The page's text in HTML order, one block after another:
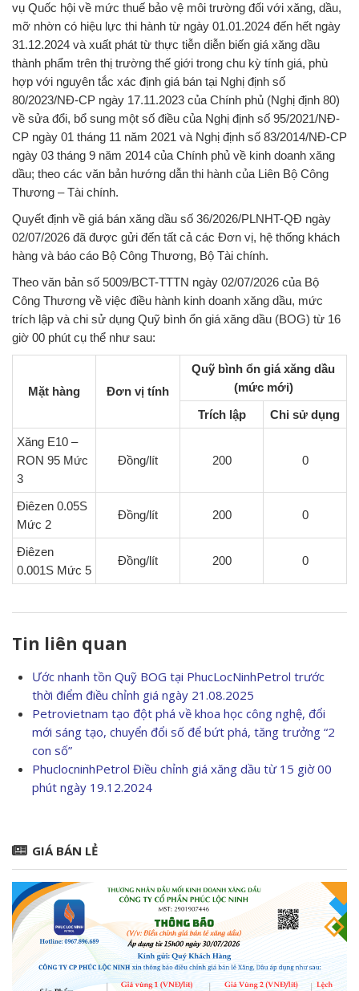
vụ Quốc hội về mức thuế bảo vệ môi trường đối với xăng, dầu,
mỡ nhờn có hiệu lực thi hành từ ngày 01.01.2024 đến hết ngày
31.12.2024 và xuất phát từ thực tiễn diễn biến giá xăng dầu
thành phẩm trên thị trường thế giới trong chu kỳ tính giá, phù
hợp với nguyên tắc xác định giá bán tại Nghị định số
80/2023/NĐ-CP ngày 17.11.2023 của Chính phủ (Nghị định 80)
về sửa đổi, bổ sung một số điều của Nghị định số 95/2021/NĐ-
CP ngày 01 tháng 11 năm 2021 và Nghị định số 83/2014/NĐ-CP
ngày 03 tháng 9 năm 2014 của Chính phủ về kinh doanh xăng
dầu; theo các văn bản hướng dẫn thi hành của Liên Bộ Công
Thương – Tài chính.
Quyết định về giá bán xăng dầu số 36/2026/PLNHT-QĐ ngày
02/07/2026 đã được gửi đến tất cả các Đơn vị, hệ thống khách
hàng và báo cáo Bộ Công Thương, Bộ Tài chính.
Theo văn bản số 5009/BCT-TTTN ngày 02/07/2026 của Bộ
Công Thương về việc điều hành kinh doanh xăng dầu, mức
trích lập và chi sử dụng Quỹ bình ổn giá xăng dầu (BOG) từ 16
giờ 00 phút cụ thể như sau:
Mặt hàng Đơn vị tính
Quỹ bình ổn giá xăng dầu
(mức mới)
Trích lập
Chi sử dụng
Xăng E10 –
RON 95 Mức
3
Đồng/lít 200 0
Điêzen 0.05S
Mức 2
Đồng/lít 200 0
Điêzen
0.001S Mức 5
Đồng/lít 200 0
Tin liên quan
Ước nhanh tồn Quỹ BOG tại PhucLocNinhPetrol trước
thời điểm điều chỉnh giá ngày 21.08.2025
Petrovietnam tạo đột phá về khoa học công nghệ, đổi
mới sáng tạo, chuyển đổi số để bứt phá, tăng trưởng “2
con số”
PhuclocninhPetrol Điều chỉnh giá xăng dầu từ 15 giờ 00
phút ngày 19.12.2024
GIÁ BÁN LẺ